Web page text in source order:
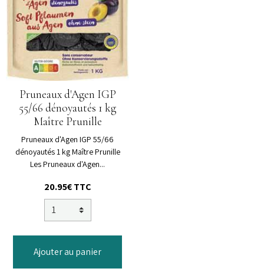
Pruneaux d'Agen IGP
55/66 dénoyautés 1 kg
Maître Prunille
Pruneaux d'Agen IGP 55/66
dénoyautés 1 kg Maître Prunille
Les Pruneaux d'Agen...
20.95€ TTC
Ajouter au panier